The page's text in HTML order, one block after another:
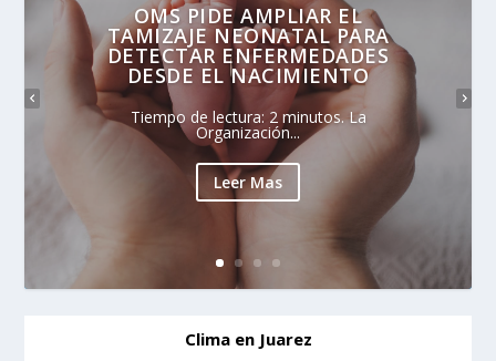
OMS PIDE AMPLIAR EL
TAMIZAJE NEONATAL PARA
DETECTAR ENFERMEDADES
DESDE EL NACIMIENTO
Tiempo de lectura: 2 minutos. La
Organización...
Leer Mas
Clima en Juarez